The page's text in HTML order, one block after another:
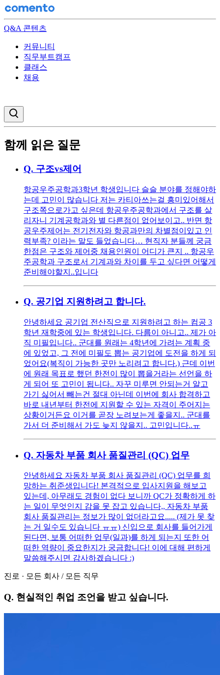
Q&A 콘텐츠
커뮤니티
직무부트캠프
클래스
채용
함께 읽은 질문
Q. 구조vs제어
항공우주공학과3학년 학생입니다 슬슬 분야를 정해야하
는데 고민이 많습니다 저는 카티아쓰는걸 흥미있어해서
구조쪽으로가고 싶은데 항공우주공학과에서 구조를 살
리자니 기계공학과와 별 다른점이 없어보이고.. 반면 항
공우주제어는 전기전자와 항공과만의 차별점이있고 인
력부족? 이라는 말도 들었습니다… 현직자 분들께 궁금
한점은 구조와 제어중 채용인원이 어디가 큰지 .. 항공우
주공학과 구조로서 기계과와 차이를 두고 싶다면 어떻게
준비해야할지..입니다
Q. 공기업 지원하려고 합니다.
안녕하세요 공기업 전산직으로 지원하려고 하는 컴공 3
학년 재학중에 있는 학생입니다. 다름이 아니고.. 제가 아
직 미필입니다.. 군대를 원래는 4학년에 가려는 계획 중
에 있었고, 그 전에 미필도 뽑는 공기업에 도전을 하게 되
었어요(복직이 가능한 곳만 노리려고 합니다.) 근데 이번
에 원래 목표로 했던 한전이 많이 뽑을거라는 선언을 하
게 되어 또 고민이 됩니다.. 자꾸 미루면 안되는거 알고
가기 싫어서 빼는건 절대 아닌데 이번에 회사 합격하고
바로 내년부터 한전에 지원할 수 있는 자격이 주어지는
상황이거든요 이거를 곧장 노려보는게 좋을지.. 군대를
가서 더 준비해서 가도 늦지 않을지.. 고민입니다..ㅠ
Q. 자동차 부품 회사 품질관리 (QC) 업무
안녕하세요 자동차 부품 회사 품질관리 (QC) 업무를 희
망하는 취준생입니다! 본격적으로 입사지원을 해보고
있는데, 아무래도 경험이 없다 보니까 QC가 정확하게 하
는 일이 무엇인지 감을 못 잡고 있습니다,, 자동차 부품
회사 품질관리는 정보가 많이 없더라고요..... (제가 못 찾
는 거 일수도 있습니다 ㅠㅠ) 신입으로 회사를 들어가게
된다면, 보통 어떠한 업무(일과)를 하게 되는지 또한 어
떠한 역량이 중요한지가 궁금합니다! 이에 대해 편하게
말씀해주시면 감사하겠습니다 :)
진로 · 모든 회사 / 모든 직무
Q. 현실적인 취업 조언을 받고 싶습니다.